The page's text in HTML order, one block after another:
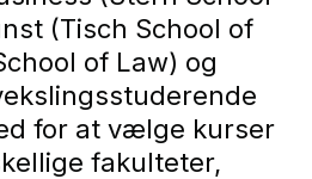
(Tisch School of
of Law) og
for at vælge kurser
fakulteter,